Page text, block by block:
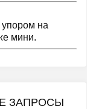
упором на
мини.
ЗАПРОСЫ